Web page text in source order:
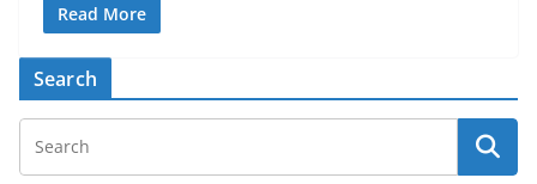
Read More
Search